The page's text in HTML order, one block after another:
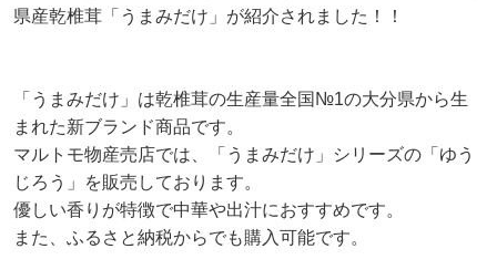
県産乾椎茸「うまみだけ」が紹介されました！！
「うまみだけ」は乾椎茸の生産量全国№1の大分県から生
まれた新ブランド商品です。
マルトモ物産売店では、「うまみだけ」シリーズの「ゆう
じろう」を販売しております。
優しい香りが特徴で中華や出汁におすすめです。
また、ふるさと納税からでも購入可能です。